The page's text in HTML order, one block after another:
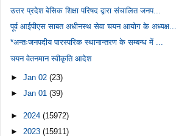
उत्तर प्रदेश बेसिक शिक्षा परिषद द्वारा संचालित जनप...
पूर्व आईपीएस साबत अधीनस्थ सेवा चयन आयोग के अध्यक्ष...
*अन्तःजनपदीय पारस्परिक स्थानान्तरण के सम्बन्ध में ...
चयन वेतनमान स्वीकृति आदेश
►Jan 02(23)
►Jan 01(39)
► 2024(15972)
► 2023(15911)